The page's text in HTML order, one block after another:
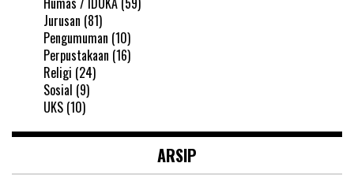
Jurusan (81)
Pengumuman (10)
Perpustakaan (16)
Religi (24)
Sosial (9)
UKS (10)
ARSIP